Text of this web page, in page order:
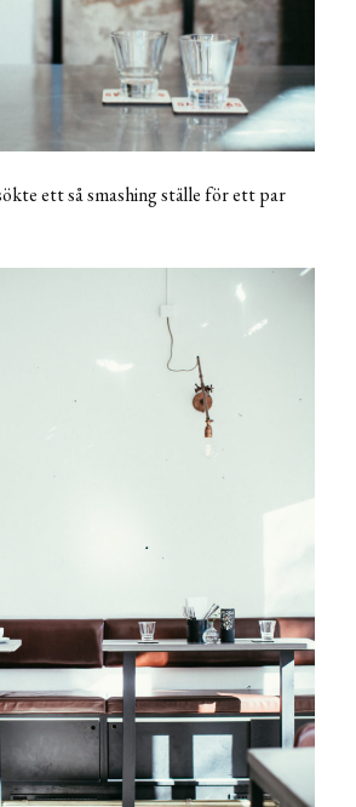
ett så smashing ställe för ett par